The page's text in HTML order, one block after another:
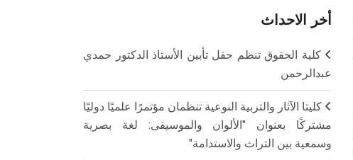
أخر الاحداث
كلية الحقوق تنظم حفل تأبين الأستاذ الدكتور حمدي
عبدالرحمن
كليتا الآثار والتربية النوعية تنظمان مؤتمرًا علميًا دوليًا
مشتركًا بعنوان "الألوان والموسيقى: لغة بصرية
وسمعية بين التراث والاستدامة"